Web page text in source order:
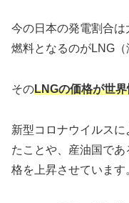
今の日本の発電割合
燃料となるのがLNG（
そのLNGの価格が世
新型コロナウイルス
たことや、産油国で
格を上昇させています